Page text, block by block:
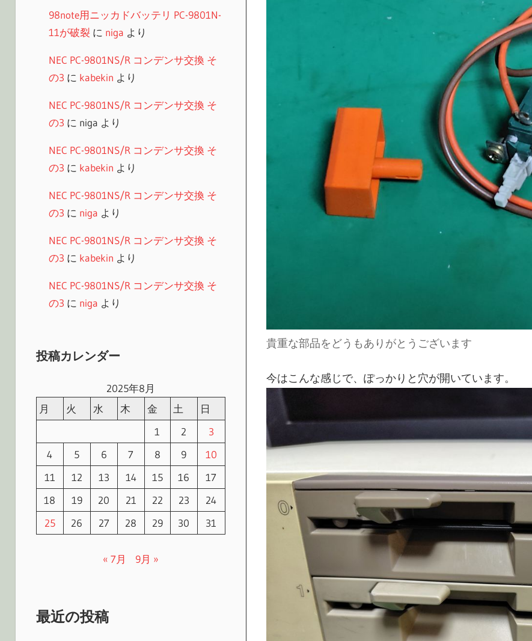
貴重な部品をどうもありがとうございます
今はこんな感じで、ぽっかりと穴が開いています。
98note用ニッカドバッテリ PC-9801N-
11が破裂に niga より
NEC PC-9801NS/R コンデンサ交換 そ
の3 に kabekin より
NEC PC-9801NS/R コンデンサ交換 そ
の3 に niga より
NEC PC-9801NS/R コンデンサ交換 そ
の3 に kabekin より
NEC PC-9801NS/R コンデンサ交換 そ
の3 に niga より
NEC PC-9801NS/R コンデンサ交換 そ
の3 に kabekin より
NEC PC-9801NS/R コンデンサ交換 そ
の3 に niga より
投稿カレンダー
2025年8月
月
火 水 木 金 土
日
1
2
3
4
5 6 7 8 9
10
11
12 13 14 15 16
17
18
19 20 21 22 23
24
25
26 27 28 29 30 31
« 7月 9月 »
最近の投稿